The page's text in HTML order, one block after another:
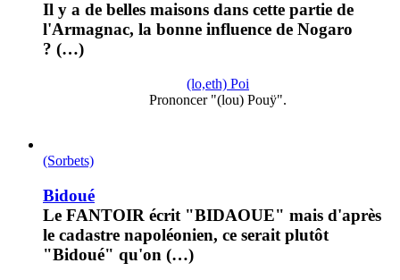
Il y a de belles maisons dans cette partie de
l'Armagnac, la bonne influence de Nogaro
? (…)
(lo,eth) Poi
Prononcer "(lou) Pouÿ".
(Sorbets)
Bidoué
Le FANTOIR écrit "BIDAOUE" mais d'après
le cadastre napoléonien, ce serait plutôt
"Bidoué" qu'on (…)